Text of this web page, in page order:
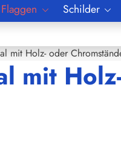
Flaggen Schilder
mit Holz- oder
mit